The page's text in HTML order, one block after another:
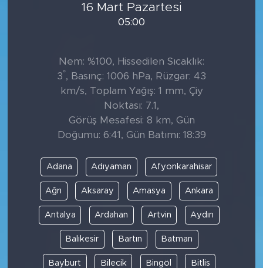
16 Mart Pazartesi
05:00
Nem: %100, Hissedilen Sıcaklık:
3°, Basınç: 1006 hPa, Rüzgar: 43
km/s, Toplam Yağış: 1 mm, Çiy
Noktası: 7.1,
Görüş Mesafesi: 8 km, Gün
Doğumu: 6:41, Gün Batımı: 18:39
Adana Adıyaman Afyonkarahisar
Ağrı Aksaray Amasya Ankara
Antalya Ardahan Artvin Aydın
Balıkesir Bartın Batman
Bayburt Bilecik Bingöl Bitlis